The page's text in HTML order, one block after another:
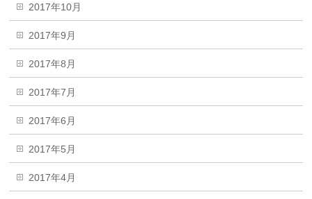
2017年10月
2017年9月
2017年8月
2017年7月
2017年6月
2017年5月
2017年4月